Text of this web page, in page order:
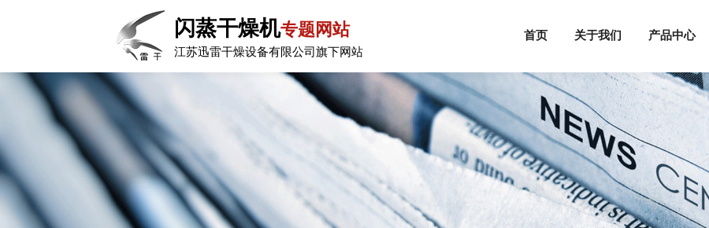
闪蒸干燥机专题网站
江苏迅雷干燥设备有限公司旗下网站
首页 关于我们 产品中心